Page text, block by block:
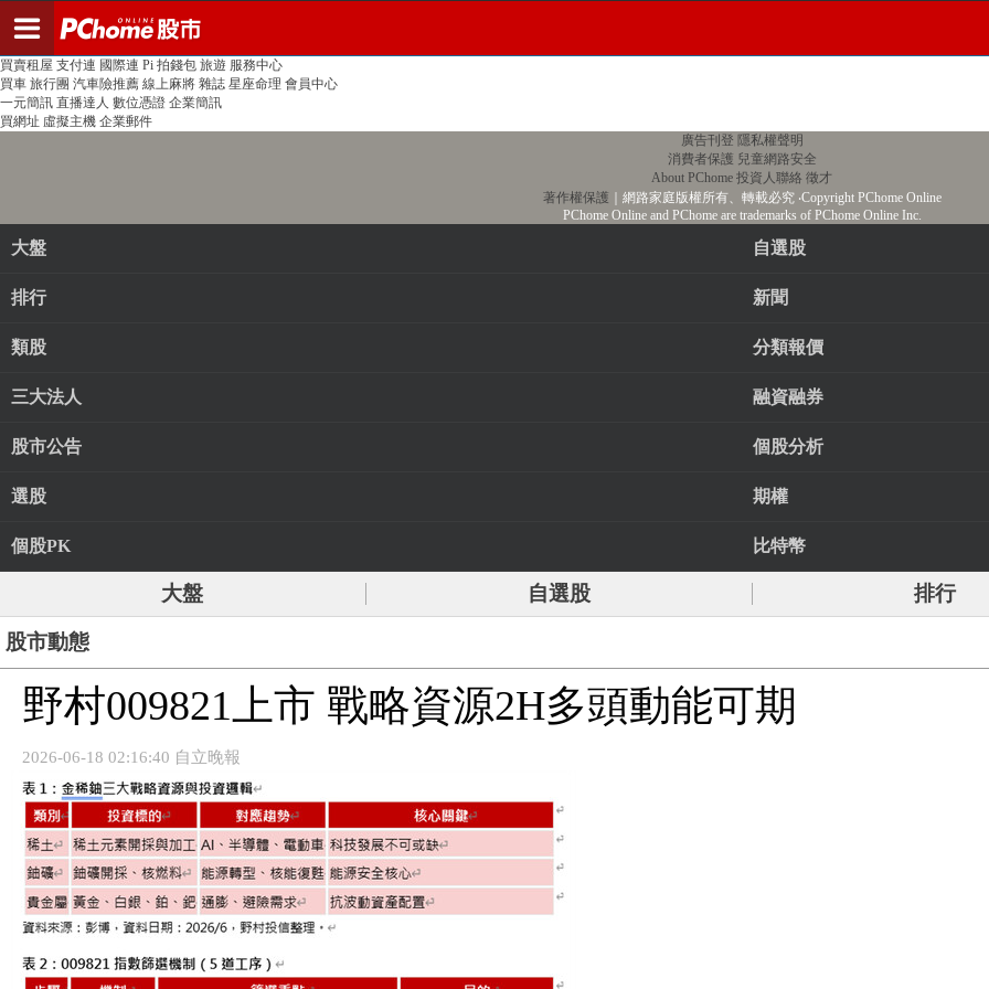
PChome首頁 線上購物 24h購物 書店
買賣租屋 支付連 國際連 Pi 拍錢包 旅遊 服務中心
買車 旅行團 汽車險推薦 線上麻將 雜誌 星座命理 會員中心
一元簡訊 直播達人 數位憑證 企業簡訊
買網址 虛擬主機 企業郵件
廣告刊登 隱私權聲明
消費者保護 兒童網路安全
About PChome 投資人聯絡 徵才
著作權保護 ｜網路家庭版權所有、轉載必究‧Copyright PChome Online
PChome Online and PChome are trademarks of PChome Online Inc.
大盤 自選股
排行 新聞
類股 分類報價
三大法人 融資融券
股市公告 個股分析
選股 期權
個股PK 比特幣
大盤 自選股 排行
股市動態
野村009821上市 戰略資源2H多頭動能可期
2026-06-18 02:16:40 自立晚報